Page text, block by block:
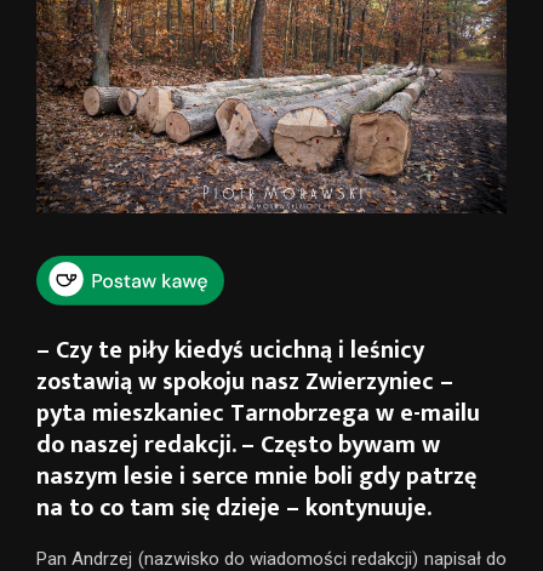
– Czy te piły kiedyś ucichną i leśnicy
zostawią w spokoju nasz Zwierzyniec –
pyta mieszkaniec Tarnobrzega w e-mailu
do naszej redakcji. – Często bywam w
naszym lesie i serce mnie boli gdy patrzę
na to co tam się dzieje – kontynuuje.
Pan Andrzej (nazwisko do wiadomości redakcji) napisał do